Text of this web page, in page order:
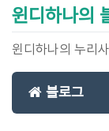
윈디하나의
윈디하나의 누리
블로그